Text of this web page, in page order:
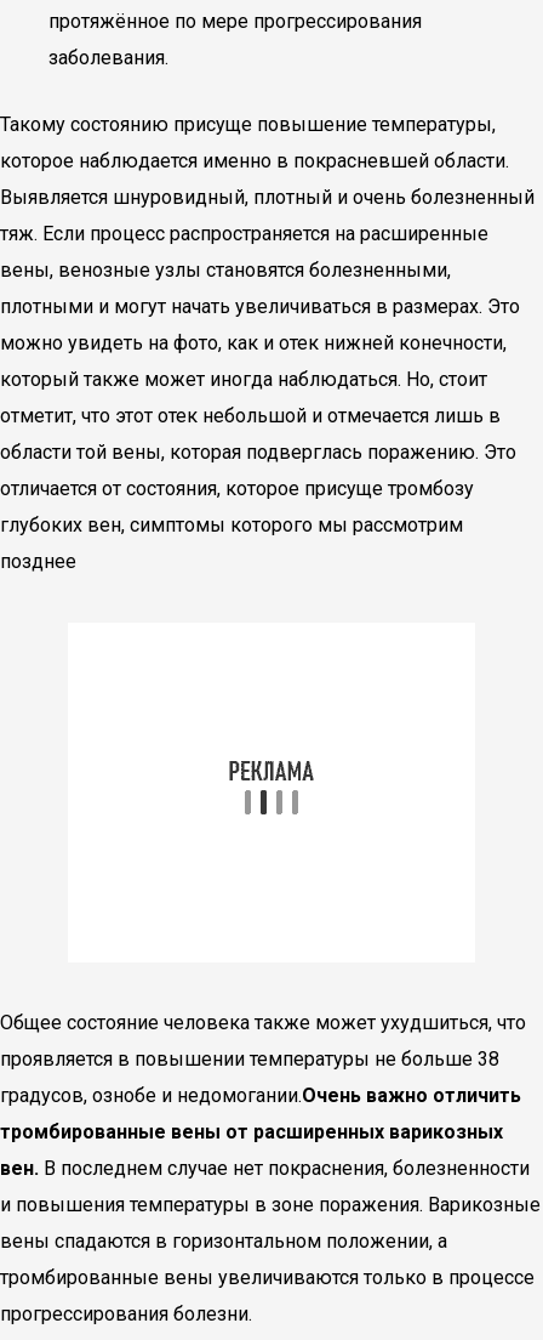
протяжённое по мере прогрессирования
заболевания.
Такому состоянию присуще повышение температуры,
которое наблюдается именно в покрасневшей области.
Выявляется шнуровидный, плотный и очень болезненный
тяж. Если процесс распространяется на расширенные
вены, венозные узлы становятся болезненными,
плотными и могут начать увеличиваться в размерах. Это
можно увидеть на фото, как и отек нижней конечности,
который также может иногда наблюдаться. Но, стоит
отметит, что этот отек небольшой и отмечается лишь в
области той вены, которая подверглась поражению. Это
отличается от состояния, которое присуще тромбозу
глубоких вен, симптомы которого мы рассмотрим
позднее
Общее состояние человека также может ухудшиться, что
проявляется в повышении температуры не больше 38
градусов, ознобе и недомогании.Очень важно отличить
тромбированные вены от расширенных варикозных
вен. В последнем случае нет покраснения, болезненности
и повышения температуры в зоне поражения. Варикозные
вены спадаются в горизонтальном положении, а
тромбированные вены увеличиваются только в процессе
прогрессирования болезни.